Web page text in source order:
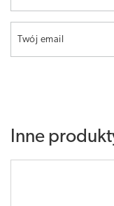
Twój email
Inne